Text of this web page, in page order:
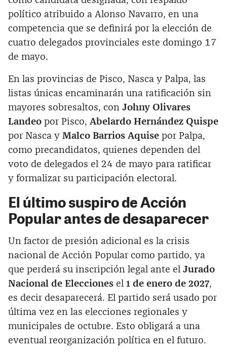
político atribuido a Alonso Navarro, en una
competencia que se definirá por la elección de
cuatro delegados provinciales este domingo 17
de mayo.
En las provincias de Pisco, Nasca y Palpa, las
listas únicas encaminarán una ratificación sin
mayores sobresaltos, con Johny Olivares
Landeo por Pisco, Abelardo Hernández Quispe
por Nasca y Malco Barrios Aquise por Palpa,
como precandidatos, quienes dependen del
voto de delegados el 24 de mayo para ratificar
y formalizar su participación electoral.
El último suspiro de Acción
Popular antes de desaparecer
Un factor de presión adicional es la crisis
nacional de Acción Popular como partido, ya
que perderá su inscripción legal ante el Jurado
Nacional de Elecciones el 1 de enero de 2027,
es decir desaparecerá. El partido será usado por
última vez en las elecciones regionales y
municipales de octubre. Esto obligará a una
eventual reorganización política en el futuro.